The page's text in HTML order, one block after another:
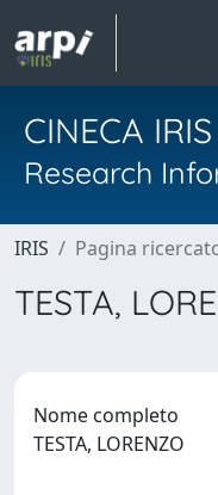
CINECA IRIS
Research
IRIS Pagina
TESTA,
Nome completo
TESTA, LORENZO